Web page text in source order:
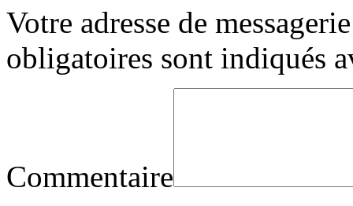
Votre adresse de
obligatoires sont indiqués
Commentaire